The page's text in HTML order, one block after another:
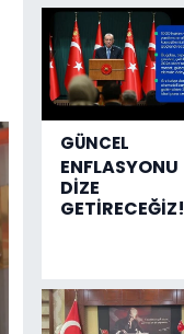
GÜNCEL
ENFLASYONU
DİZE
GETİRECEĞİZ!